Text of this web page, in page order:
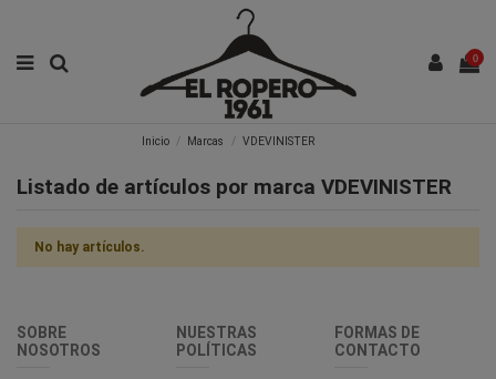
0
Inicio Marcas VDEVINISTER
Listado de artículos por marca VDEVINISTER
No hay artículos.
SOBRE
NOSOTROS
NUESTRAS
POLÍTICAS
FORMAS DE
CONTACTO